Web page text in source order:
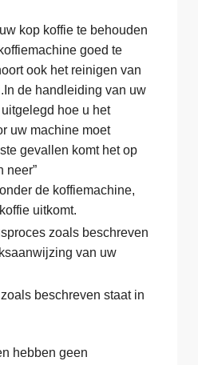
kop koffie te behouden
goed te
ook het reinigen van
de handleiding van uw
hoe u het
uw machine moet
gevallen komt het op
neer”
de koffiemachine,
uitkomt.
zoals beschreven
van uw
beschreven staat in
hebben geen